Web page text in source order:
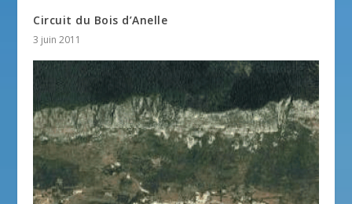
Circuit du Bois d’Anelle
3 juin 2011